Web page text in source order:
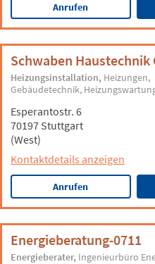
Anrufen
Schwaben Haustechnik
Heizungsinstallation Heizungen
Gebäudetechnik
Esperantostr. 6
70197 Stuttgart
(West)
Kontaktdetails anzeigen
Anrufen
Energieberatung-0711
Energieberater Ingenieurbüro